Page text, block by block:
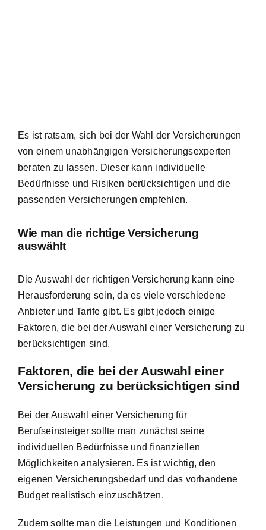
Es ist ratsam, sich bei der Wahl der Versicherungen
von einem unabhängigen Versicherungsexperten
beraten zu lassen. Dieser kann individuelle
Bedürfnisse und Risiken berücksichtigen und die
passenden Versicherungen empfehlen.
Wie man die richtige Versicherung
auswählt
Die Auswahl der richtigen Versicherung kann eine
Herausforderung sein, da es viele verschiedene
Anbieter und Tarife gibt. Es gibt jedoch einige
Faktoren, die bei der Auswahl einer Versicherung zu
berücksichtigen sind.
Faktoren, die bei der Auswahl einer
Versicherung zu berücksichtigen sind
Bei der Auswahl einer Versicherung für
Berufseinsteiger sollte man zunächst seine
individuellen Bedürfnisse und finanziellen
Möglichkeiten analysieren. Es ist wichtig, den
eigenen Versicherungsbedarf und das vorhandene
Budget realistisch einzuschätzen.
Zudem sollte man die Leistungen und Konditionen